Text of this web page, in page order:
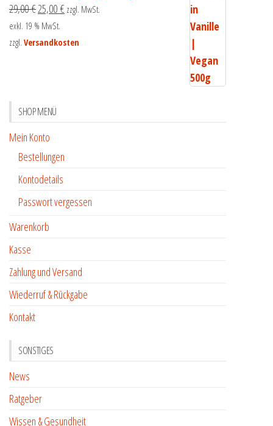
29,00€25,00 € zzgl. MwSt.
exkl. 19 % MwSt.
zzgl. Versandkosten
SHOP MENÜ
Mein Konto
Bestellungen
Kontodetails
Passwort vergessen
Warenkorb
Kasse
Zahlung und Versand
Wiederruf & Rückgabe
Kontakt
SONSTIGES
News
Ratgeber
Wissen & Gesundheit